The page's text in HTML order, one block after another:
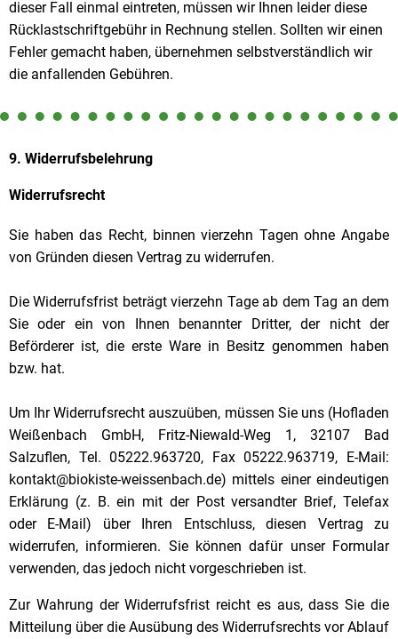
dieser Fall einmal eintreten, müssen wir Ihnen leider diese
Rücklastschriftgebühr in Rechnung stellen. Sollten wir einen
Fehler gemacht haben, übernehmen selbstverständlich wir
die anfallenden Gebühren.
9. Widerrufsbelehrung
Widerrufsrecht
Sie haben das Recht, binnen vierzehn Tagen ohne Angabe
von Gründen diesen Vertrag zu widerrufen.
Die Widerrufsfrist beträgt vierzehn Tage ab dem Tag an dem
Sie oder ein von Ihnen benannter Dritter, der nicht der
Beförderer ist, die erste Ware in Besitz genommen haben
bzw. hat.
Um Ihr Widerrufsrecht auszuüben, müssen Sie uns (Hofladen
Weißenbach GmbH, Fritz-Niewald-Weg 1, 32107 Bad
Salzuflen, Tel. 05222.963720, Fax 05222.963719, E-Mail:
kontakt@biokiste-weissenbach.de) mittels einer eindeutigen
Erklärung (z. B. ein mit der Post versandter Brief, Telefax
oder E-Mail) über Ihren Entschluss, diesen Vertrag zu
widerrufen, informieren. Sie können dafür unser Formular
verwenden, das jedoch nicht vorgeschrieben ist.
Zur Wahrung der Widerrufsfrist reicht es aus, dass Sie die
Mitteilung über die Ausübung des Widerrufsrechts vor Ablauf